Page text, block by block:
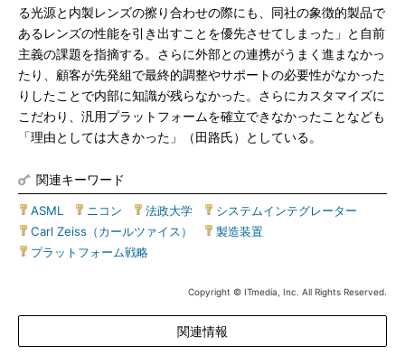
る光源と内製レンズの擦り合わせの際にも、同社の象徴的製品で
あるレンズの性能を引き出すことを優先させてしまった」と自前
主義の課題を指摘する。さらに外部との連携がうまく進まなかっ
たり、顧客が先発組で最終的調整やサポートの必要性がなかった
りしたことで内部に知識が残らなかった。さらにカスタマイズに
こだわり、汎用プラットフォームを確立できなかったことなども
「理由としては大きかった」（田路氏）としている。
関連キーワード
ASML ニコン 法政大学 システムインテグレーター
Carl Zeiss（カールツァイス）
製造装置
プラットフォーム戦略
Copyright © ITmedia, Inc. All Rights Reserved.
関連情報